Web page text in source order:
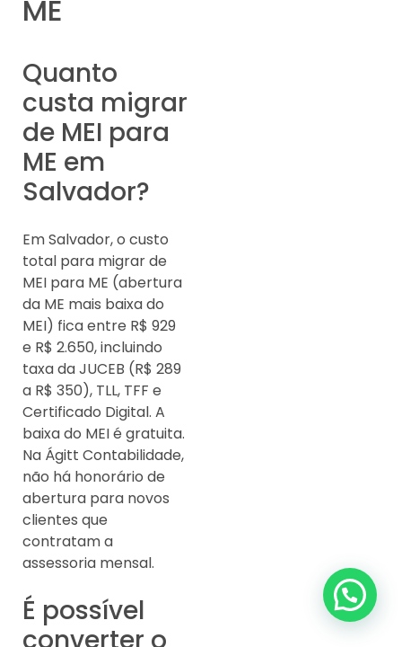
ME
Quanto
custa migrar
de MEI para
ME em
Salvador?
Em Salvador, o custo
total para migrar de
MEI para ME (abertura
da ME mais baixa do
MEI) fica entre R$ 929
e R$ 2.650, incluindo
taxa da JUCEB (R$ 289
a R$ 350), TLL, TFF e
Certificado Digital. A
baixa do MEI é gratuita.
Na Ágitt Contabilidade,
não há honorário de
abertura para novos
clientes que
contratam a
assessoria mensal.
É possível